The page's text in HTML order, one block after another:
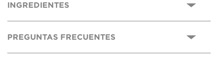
INGREDIENTES
PREGUNTAS FRECUENTES